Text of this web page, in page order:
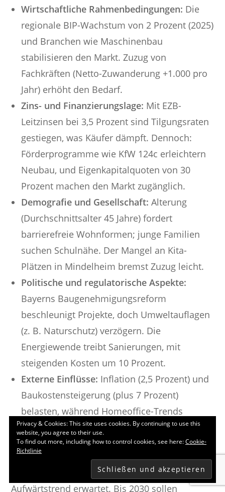
Wirtschaftliche Rahmenbedingungen: Die
regionale BIP-Wachstum von 2 Prozent (2025)
und Branchen wie Maschinenbau
stabilisieren den Markt. Zuzug von
Fachkräften (Netto-Zuwanderung +1.000 pro
Jahr) erhöht den Bedarf.
Zins- und Finanzierungslage: Mit EZB-
Leitzinsen bei 3,5 Prozent sind Tilgungsraten
gestiegen, was Käufer dämpft. Dennoch:
Förderprogramme wie KfW 124c erleichtern
Neubau, und Eigenkapitalquoten von 30
Prozent machen den Markt zugänglich.
Demografie und Gesellschaft: Alterung
(Durchschnittsalter 45 Jahre) fordert
barrierefreie Wohnformen; junge Familien
suchen Schulnähe. Der Mangel an Kita-
Plätzen in Mindelheim bremst Zuzug leicht.
Politische und regulatorische Aspekte:
Bayerns Baugenehmigungsreform
beschleunigt Projekte, doch Umweltauflagen
(z. B. Naturschutz) verzögern. Die
Energiewende treibt Sanierungen, mit
steigenden Kosten um 10 Prozent.
Externe Einflüsse: Inflation (2,5 Prozent) und
Baukostensteigerung (plus 7 Prozent)
belasten, während Homeoffice-Trends
ländliche Lagen attraktiver machen.
6. Prognose: Trends bis 2030 und darüber hinaus
Für die kommenden Jahre wird ein moderater
Aufwärtstrend erwartet. Bis 2030 sollen
Privacy & Cookies: This site uses cookies. By continuing to use this
website, you agree to their use.
To find out more, including how to control cookies, see here:Cookie-
Richtlinie